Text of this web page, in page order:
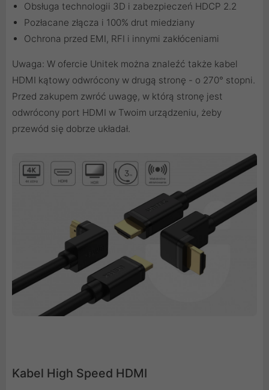
Obsługa technologii 3D i zabezpieczeń HDCP 2.2
Pozłacane złącza i 100% drut miedziany
Ochrona przed EMI, RFI i innymi zakłóceniami
Uwaga: W ofercie Unitek można znaleźć także kabel
HDMI kątowy odwrócony w drugą stronę - o 270° stopni.
Przed zakupem zwróć uwagę, w którą stronę jest
odwrócony port HDMI w Twoim urządzeniu, żeby
przewód się dobrze układał.
Kabel High Speed HDMI